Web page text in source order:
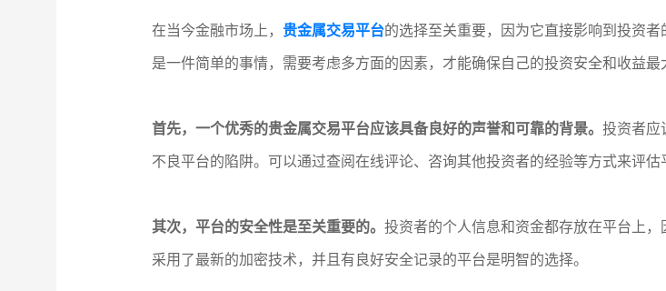
在当今金融市场上，贵金属交易平台的选择至关重要，因为它直接影响到投资
是一件简单的事情，需要考虑多方面的因素，才能确保自己的投资安全和收益最
首先，一个优秀的贵金属交易平台应该具备良好的声誉和可靠的背景。投资者应
不良平台的陷阱。可以通过查阅在线评论、咨询其他投资者的经验等方式来评估
其次，平台的安全性是至关重要的。投资者的个人信息和资金都存放在平台上
采用了最新的加密技术，并且有良好安全记录的平台是明智的选择。